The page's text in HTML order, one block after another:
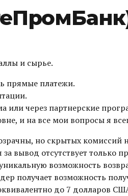
и сырье.
прямые платежи.
или через партнерские
и на все мои вопросы я
но скрытых
вывод отсутствует только
возможность
получает возможность
до 7 долларов